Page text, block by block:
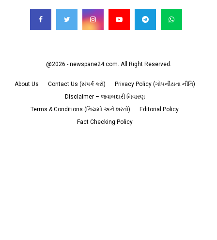
@2026 - newspane24.com. All Right Reserved.
About Us Contact Us (સંપર્ક કરો)
Privacy Policy (ગોપનીયતા નીતિ)
Disclaimer – જવાબદારી નિવારણ
Terms & Conditions (નિયમો અને શરતો)
Editorial Policy
Fact Checking Policy